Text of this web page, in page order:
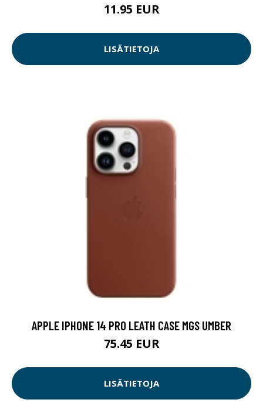
11.95 EUR
LISÄTIETOJA
APPLE IPHONE 14 PRO LEATH CASE MGS UMBER
75.45 EUR
LISÄTIETOJA